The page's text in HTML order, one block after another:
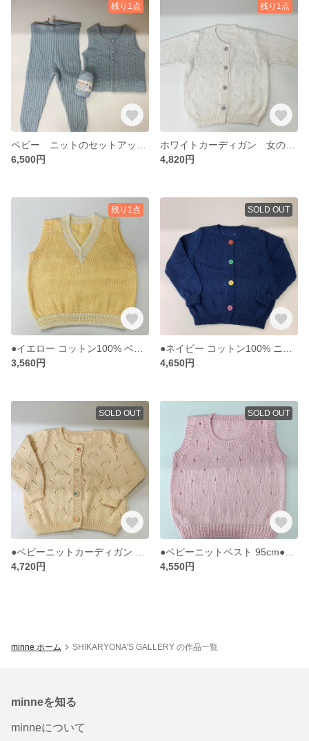
残り1点
6,500円
残り1点
4,820円
残り1点
3,560円
SOLD OUT
4,650円
SOLD OUT
4,720円
SOLD OUT
4,550円
minne ホーム SHIKARYONA'S GALLERY の作品一覧
minneを知る
minneについて